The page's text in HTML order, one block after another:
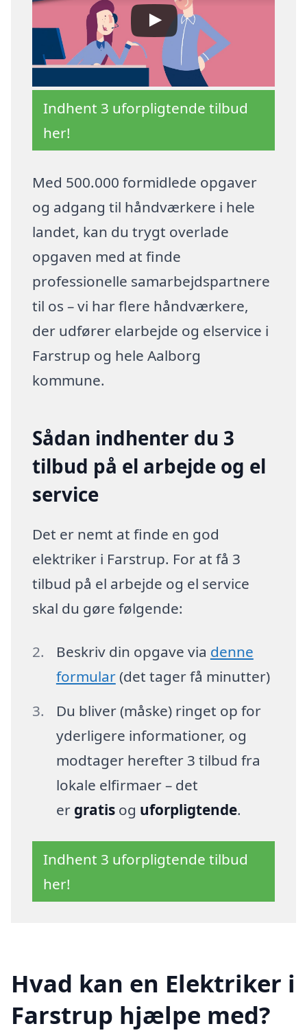
Indhent 3 uforpligtende tilbud
her!
Med 500.000 formidlede opgaver
og adgang til håndværkere i hele
landet, kan du trygt overlade
opgaven med at finde
professionelle samarbejdspartnere
til os – vi har flere håndværkere,
der udfører elarbejde og elservice i
Farstrup og hele Aalborg
kommune.
Sådan indhenter du 3
tilbud på el arbejde og el
service
Det er nemt at finde en god
elektriker i Farstrup. For at få 3
tilbud på el arbejde og el service
skal du gøre følgende:
Beskriv din opgave via denne
formular(det tager få minutter)
Du bliver (måske) ringet op for
yderligere informationer, og
modtager herefter 3 tilbud fra
lokale elfirmaer – det
er gratisog uforpligtende.
Indhent 3 uforpligtende tilbud
her!
Hvad kan en Elektriker i
Farstrup hjælpe med?